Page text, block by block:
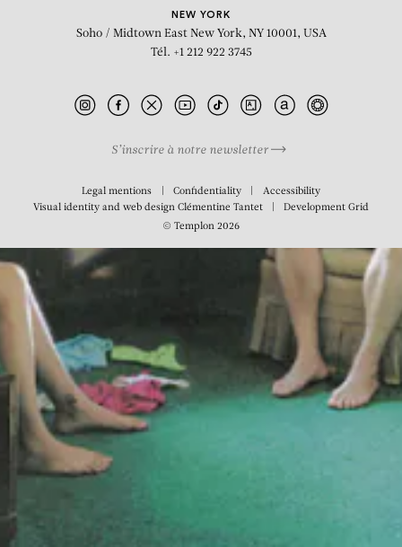
Dream House
NEW YORK
Soho / Midtown East New York, NY 10001, USA
Tél. +1 212 922 3745
S’inscrire à notre newsletter
Legal mentions Confidentiality
Accessibility
Visual identity and web design Clémentine Tantet DevelopmentGrid
© Templon 2026